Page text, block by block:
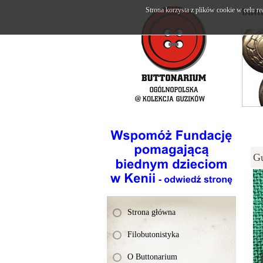
Strona główna
Filobutonistyka
O Buttonarium
Strona korzysta z plików cookie w celu